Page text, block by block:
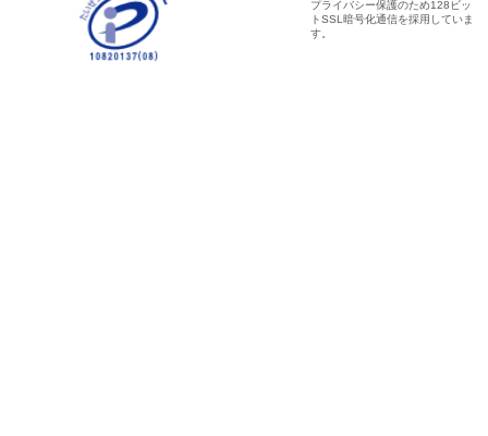
プライバシー保護のため128ビッ
トSSL暗号化通信を採用していま
す。